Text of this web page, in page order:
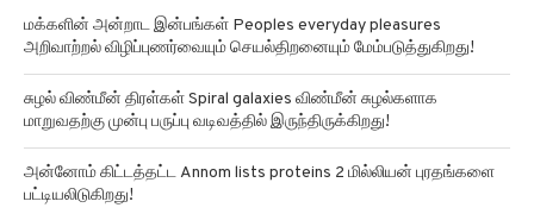
மக்களின் அன்றாட இன்பங்கள் Peoples everyday pleasures
அறிவாற்றல் விழிப்புணர்வையும் செயல்திறனையும் மேம்படுத்துகிறது!
சுழல் விண்மீன் திரள்கள் Spiral galaxies விண்மீன் சுழல்களாக
மாறுவதற்கு முன்பு பருப்பு வடிவத்தில் இருந்திருக்கிறது!
அன்னோம் கிட்டத்தட்ட Annom lists proteins 2 மில்லியன் புரதங்களை
பட்டியலிடுகிறது!